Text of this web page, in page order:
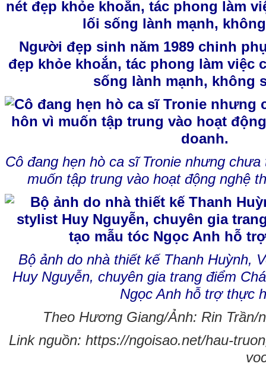
Người đẹp sinh năm 1989 chinh
đẹp khỏe khoắn, tác phong làm việc
sống lành mạnh, không
Cô đang hẹn hò ca sĩ Tronie nhưng
muốn tập trung vào hoạt động nghệ
Bộ ảnh do nhà thiết kế Thanh Huỳnh,
Huy Nguyễn, chuyên gia trang điểm
Ngọc Anh hỗ trợ thực
Theo Hương Giang/Ảnh: Rin Trần/
Link nguồn: https://ngoisao.net/hau-